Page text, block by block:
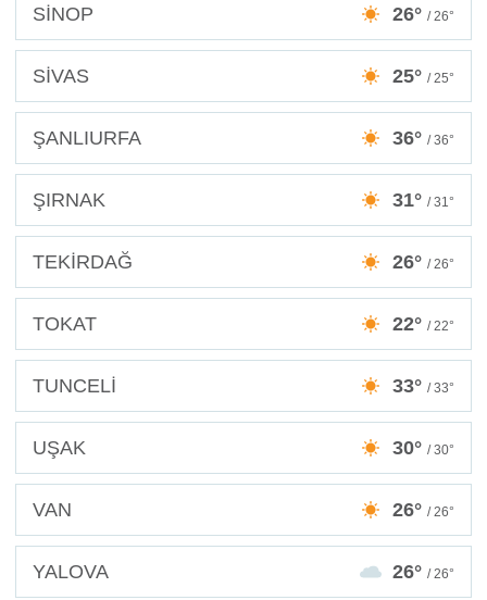
SİNOP 26° / 26°
SİVAS 25° / 25°
ŞANLIURFA 36° / 36°
ŞIRNAK 31° / 31°
TEKİRDAĞ 26° / 26°
TOKAT 22° / 22°
TUNCELİ 33° / 33°
UŞAK 30° / 30°
VAN 26° / 26°
YALOVA 26° / 26°